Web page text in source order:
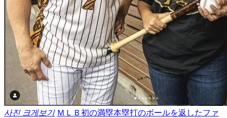
사진 크게보기 ＭＬＢ初の満塁本塁打のボールを返したファ